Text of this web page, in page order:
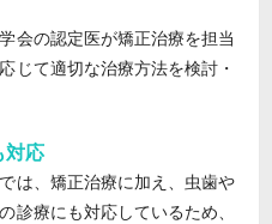
会の認定医が矯正治療を担当
じて適切な治療方法を検討・
対応
は、矯正治療に加え、虫歯や
診療にも対応しているため、